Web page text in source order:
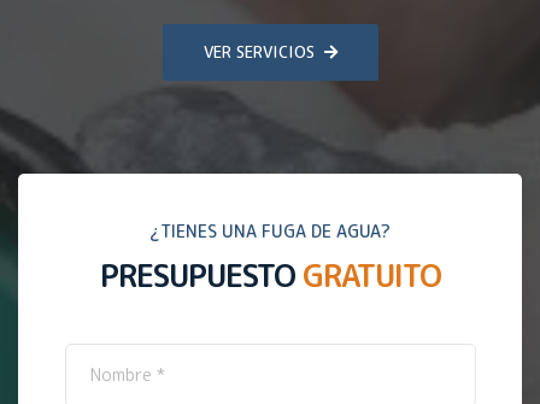
VER SERVICIOS
¿TIENES UNA FUGA DE AGUA?
PRESUPUESTO GRATUITO